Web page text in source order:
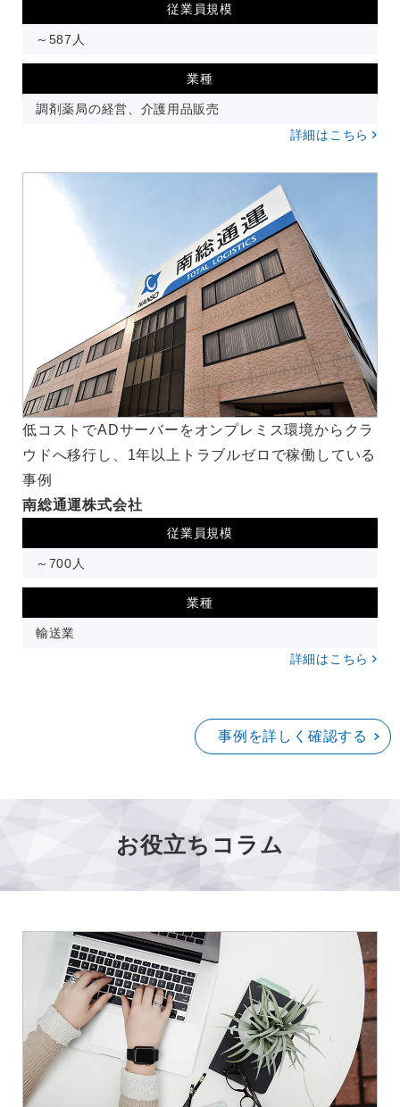
従業員規模
～587人
業種
調剤薬局の経営、介護用品販売
詳細はこちら
低コストでADサーバーをオンプレミス環境からクラ
ウドへ移行し、1年以上トラブルゼロで稼働している
事例
南総通運株式会社
従業員規模
～700人
業種
輸送業
詳細はこちら
事例を詳しく確認する
お役立ちコラム